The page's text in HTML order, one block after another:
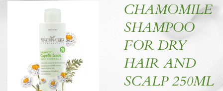
CHAMOMILE
SHAMPOO
FOR DRY
HAIR AND
SCALP 250ML